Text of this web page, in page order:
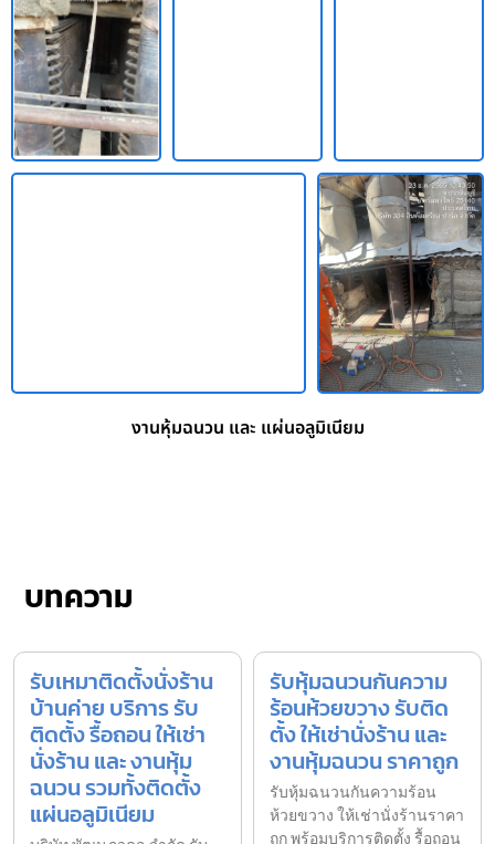
งานหุ้มฉนวน และ แผ่นอลูมิเนียม
บทความ
รับเหมาติดตั้งนั่งร้าน
บ้านค่าย บริการ รับ
ติดตั้ง รื้อถอน ให้เช่า
นั่งร้าน และ งานหุ้ม
ฉนวน รวมทั้งติดตั้ง
แผ่นอลูมิเนียม
รับหุ้มฉนวนกันความ
ร้อนห้วยขวาง รับติด
ตั้ง ให้เช่านั่งร้าน และ
งานหุ้มฉนวน ราคาถูก
รับหุ้มฉนวนกันความร้อน
ห้วยขวาง ให้เช่านั่งร้านราคา
ถูก พร้อมบริการติดตั้ง รื้อถอน